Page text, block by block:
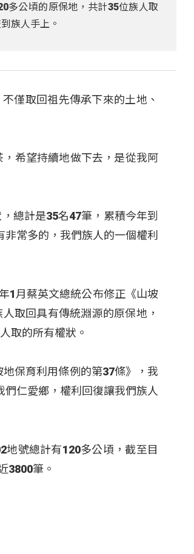
多公頃的原保地，共計35位族人取
族人手上。
僅取回祖先傳承下來的土地、
希望持續地做下去，是從我阿
總計是35名47筆，累積今年到
常多的，我們族人的一個權利
1月蔡英文總統公布修正《山坡
取回具有傳統淵源的原保地，
取的所有權狀。
保育利用條例的第37條》，我
仁愛鄉，權利回復讓我們族人
號總計有120多公頃，截至目
3800筆。